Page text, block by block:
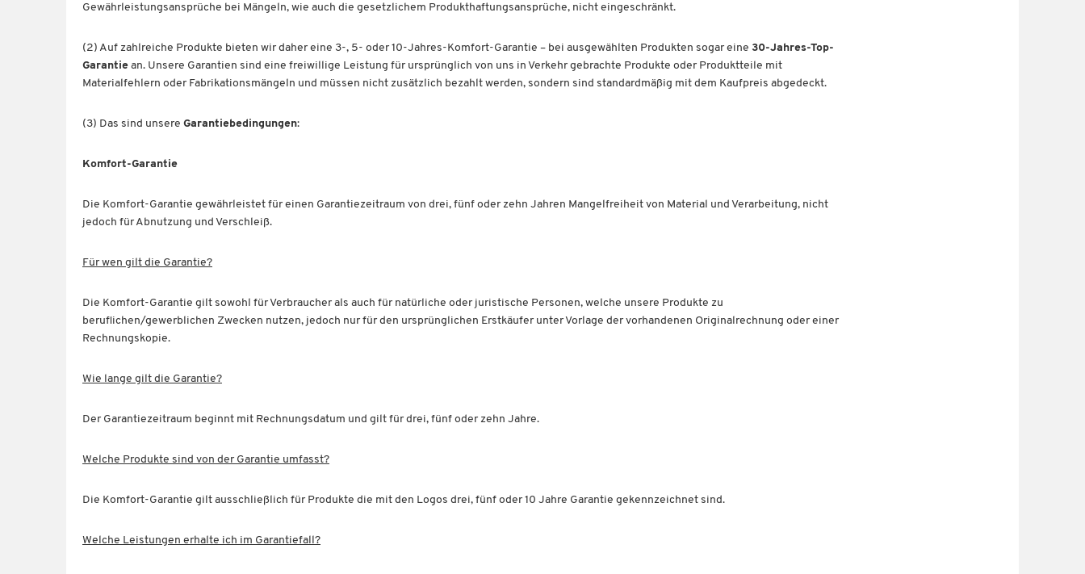
Gewährleistungsansprüche bei Mängeln, wie auch die gesetzlichem Produkthaftungsansprüche, nicht eingeschränkt.
(2) Auf zahlreiche Produkte bieten wir daher eine 3-, 5- oder 10-Jahres-Komfort-Garantie – bei ausgewählten Produkten sogar eine 30-Jahres-Top-
Garantie an. Unsere Garantien sind eine freiwillige Leistung für ursprünglich von uns in Verkehr gebrachte Produkte oder Produktteile mit
Materialfehlern oder Fabrikationsmängeln und müssen nicht zusätzlich bezahlt werden, sondern sind standardmäßig mit dem Kaufpreis abgedeckt.
(3) Das sind unsere Garantiebedingungen:
Komfort-Garantie
Die Komfort-Garantie gewährleistet für einen Garantiezeitraum von drei, fünf oder zehn Jahren Mangelfreiheit von Material und Verarbeitung, nicht
jedoch für Abnutzung und Verschleiß.
Für wen gilt die Garantie?
Die Komfort-Garantie gilt sowohl für Verbraucher als auch für natürliche oder juristische Personen, welche unsere Produkte zu
beruflichen/gewerblichen Zwecken nutzen, jedoch nur für den ursprünglichen Erstkäufer unter Vorlage der vorhandenen Originalrechnung oder einer
Rechnungskopie.
Wie lange gilt die Garantie?
Der Garantiezeitraum beginnt mit Rechnungsdatum und gilt für drei, fünf oder zehn Jahre.
Welche Produkte sind von der Garantie umfasst?
Die Komfort-Garantie gilt ausschließlich für Produkte die mit den Logos drei, fünf oder 10 Jahre Garantie gekennzeichnet sind.
Welche Leistungen erhalte ich im Garantiefall?